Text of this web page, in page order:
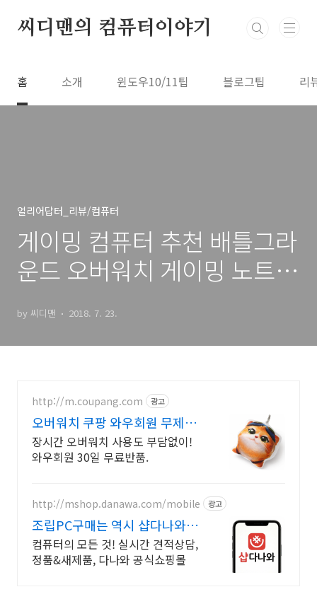
씨디맨의 컴퓨터이야기
홈 소개 윈도우10/11팁 블로그팁 리
얼리어답터_리뷰/컴퓨터
게이밍 컴퓨터 추천 배틀그라
운드 오버워치 게이밍 노트북
by 씨디맨 2018. 7. 23.
http://m.coupang.com 광고
오버워치 쿠팡 와우회원 무제한
무료배송
장시간 오버워치 사용도 부담없이!
와우회원 30일 무료반품.
http://mshop.danawa.com/mobile 광고
조립PC구매는 역시 샵다나와
인기 조립PC를 한눈에
컴퓨터의 모든 것! 실시간 견적상담,
정품&새제품, 다나와 공식쇼핑몰